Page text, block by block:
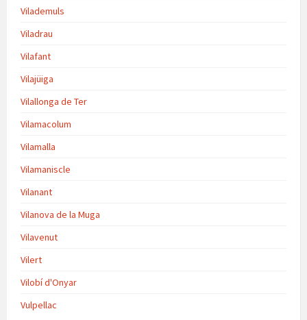
Vilademuls
Viladrau
Vilafant
Vilajüiga
Vilallonga de Ter
Vilamacolum
Vilamalla
Vilamaniscle
Vilanant
Vilanova de la Muga
Vilavenut
Vilert
Vilobí d'Onyar
Vulpellac